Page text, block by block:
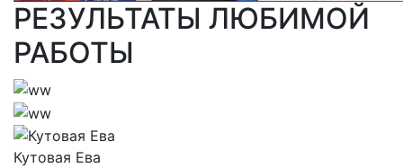
РЕЗУЛЬТАТЫ ЛЮБИМОЙ
РАБОТЫ
Кутовая Ева